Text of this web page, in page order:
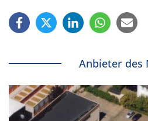
Anbieter des